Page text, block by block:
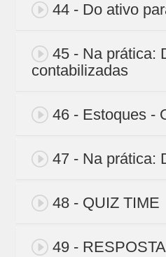
44 - Do ativo
45 - Na prática:
contabilizadas
46 - Estoques -
47 - Na prática:
48 - QUIZ TIME
49 - RESPOSTA